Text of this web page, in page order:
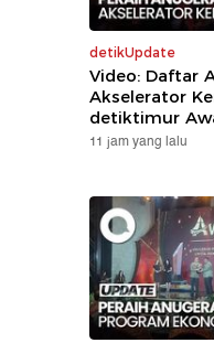
detikUpdate
Video: Daftar
Akselerator
detiktimur
11 jam yang lalu